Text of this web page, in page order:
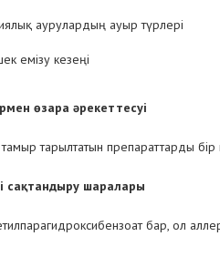
аурулардың ауыр түрлері
емізу кезеңі
өзара әрекеттесуі
тарылтатын препараттарды
сақтандыру шаралары
бар, ол